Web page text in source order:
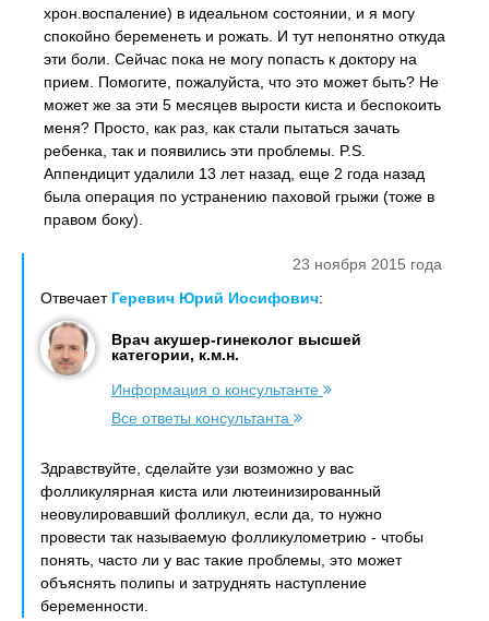
хрон.воспаление) в идеальном состоянии, и я могу
спокойно беременеть и рожать. И тут непонятно откуда
эти боли. Сейчас пока не могу попасть к доктору на
прием. Помогите, пожалуйста, что это может быть? Не
может же за эти 5 месяцев вырости киста и беспокоить
меня? Просто, как раз, как стали пытаться зачать
ребенка, так и появились эти проблемы. P.S.
Аппендицит удалили 13 лет назад, еще 2 года назад
была операция по устранению паховой грыжи (тоже в
правом боку).
23 ноября 2015 года
Отвечает Геревич Юрий Иосифович:
Врач акушер-гинеколог высшей
категории, к.м.н.
Информация о консультанте
Все ответы консультанта
Здравствуйте, сделайте узи возможно у вас
фолликулярная киста или лютеинизированный
неовулировавший фолликул, если да, то нужно
провести так называемую фолликулометрию - чтобы
понять, часто ли у вас такие проблемы, это может
объяснять полипы и затруднять наступление
беременности.